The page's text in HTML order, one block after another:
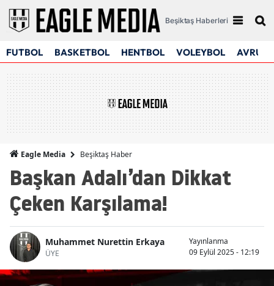
Beşiktaş Haberleri
FUTBOL BASKETBOL HENTBOL VOLEYBOL
Eagle Media Beşiktaş Haber
Başkan Adalı’dan Dikkat
Çeken Karşılama!
Muhammet Nurettin Erkaya
ÜYE
Yayınlanma
09 Eylül 2025 - 12:19